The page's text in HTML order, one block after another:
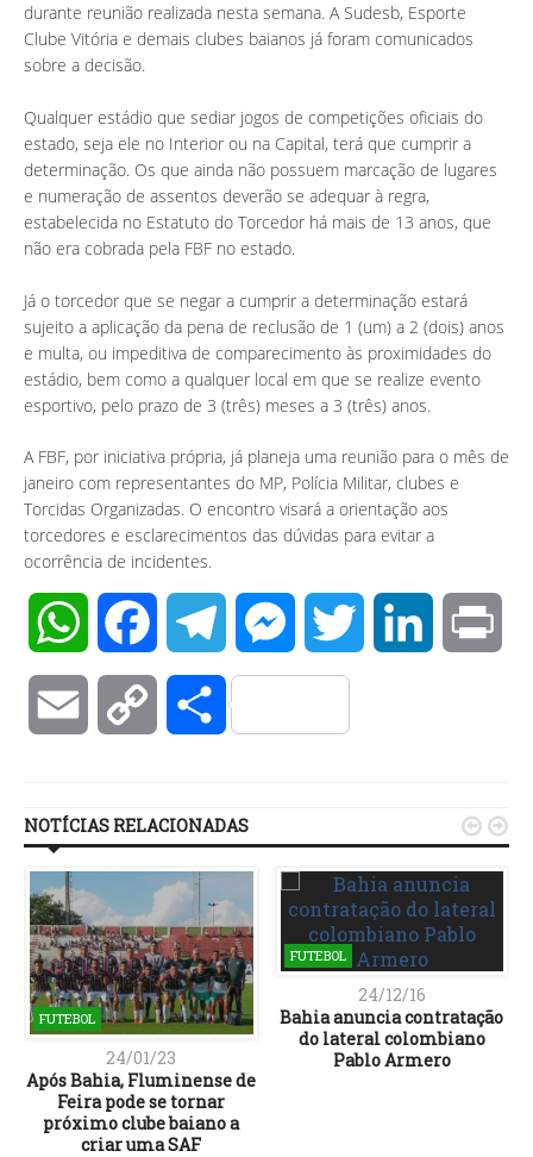
durante reunião realizada nesta semana. A Sudesb, Esporte
Clube Vitória e demais clubes baianos já foram comunicados
sobre a decisão.
Qualquer estádio que sediar jogos de competições oficiais do
estado, seja ele no Interior ou na Capital, terá que cumprir a
determinação. Os que ainda não possuem marcação de lugares
e numeração de assentos deverão se adequar à regra,
estabelecida no Estatuto do Torcedor há mais de 13 anos, que
não era cobrada pela FBF no estado.
Já o torcedor que se negar a cumprir a determinação estará
sujeito a aplicação da pena de reclusão de 1 (um) a 2 (dois) anos
e multa, ou impeditiva de comparecimento às proximidades do
estádio, bem como a qualquer local em que se realize evento
esportivo, pelo prazo de 3 (três) meses a 3 (três) anos.
A FBF, por iniciativa própria, já planeja uma reunião para o mês de
janeiro com representantes do MP, Polícia Militar, clubes e
Torcidas Organizadas. O encontro visará a orientação aos
torcedores e esclarecimentos das dúvidas para evitar a
ocorrência de incidentes.
WhatsAppFacebookTelegramMessengerTwitter LinkedIn
Email Copy Compartilhar
NOTÍCIAS RELACIONADAS
FUTEBOL
24/01/23
Após Bahia, Fluminense de
Feira pode se tornar
próximo clube baiano a
criar uma SAF
FUTEBOL
24/12/16
Bahia anuncia contratação
do lateral colombiano
Pablo Armero
 